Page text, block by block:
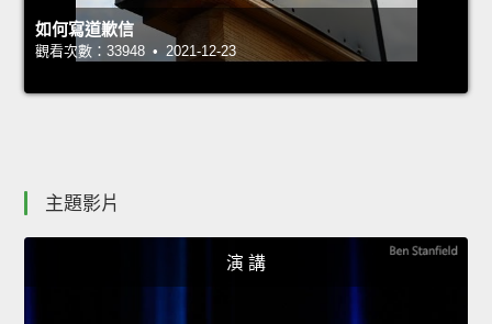
如何寫道歉信
觀看次數：33948 • 2021-12-23
主題影片
演 講